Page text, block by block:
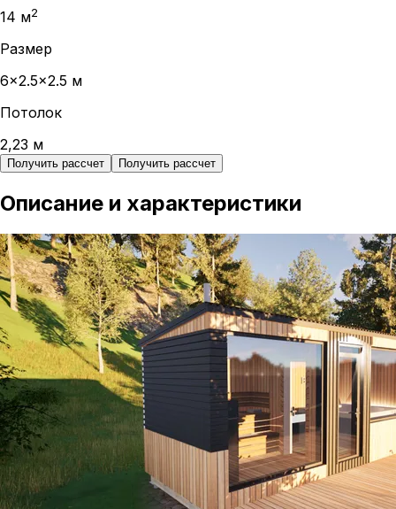
14 м2
Размер
6x2.5x2.5 м
Потолок
2,23 м
Получить рассчет Получить рассчет
Описание и характеристики